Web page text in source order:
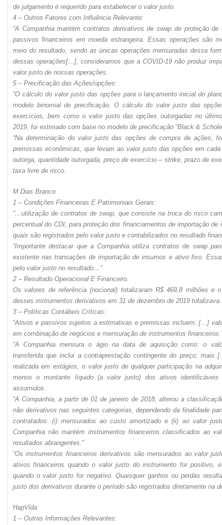
de julgamento é requerido para estabelecer o valor justo.
4 – Outros Fatores com Influência Relevante:
“A Companhia mantém contratos derivativos de swap de proteção
passivos financeiros em moeda estrangeira. Essas operações são
meio do resultado, sendo as únicas operações mensuradas dessa
dessas operações[…], consideramos que a COVID-19 não produz
valor justo de nossas operações.
5 – Precificação das Ações/opções:
“O cálculo do valor justo das opções para o lançamento inicial do
modelo binomial de precificação. O cálculo do valor justo das
exercícios, bem como o valor justo das opções outorgadas no
2019, foi estimado com base no modelo de precificação “Black &
“Na determinação do valor justo das opções de compra de ações,
premissas econômicas, que levam ao valor justo das opções em
outorga, quantidade outorgada, preço de exercício – strike, prazo de
taxa livre de risco.
M Dias Branco
1 – Condições Financeiras E Patrimoniais Gerais:
“…utilização de contratos de swap, que consiste na troca do risco
percentual do CDI, para proteção dos financiamentos de importação
quais são registrados pelo valor justo e contabilizados no resultado
“Importante destacar que a Companhia utiliza contratos de swap
existente nas transações de importação de insumos e ativo fixo.
pelo valor justo no resultado…”
2 – Resultado Operacional E Financeiro:
Os valores de referência (nocional) totalizaram R$ 469,8 milhões e
desses instrumentos derivativos em 31 de dezembro de 2019 totalizava
3 – Políticas Contábeis Críticas:
“Ativos e passivos sujeitos a estimativas e premissas incluem: […]
em combinação de negócios e mensuração de instrumentos
“A Companhia mensura o ágio na data de aquisição como: o
transferida que inclui a contraprestação contingente do preço;
realizada em estágios, o valor justo de qualquer participação na
menos o montante líquido (a valor justo) dos ativos identificáveis
assumidos.
“A Companhia, a partir de 01 de janeiro de 2018, alterou a
não derivativos nas seguintes categorias, dependendo da finalidade
contratados: (i) mensurados ao custo amortizado e (ii) ao valor
Companhia não mantém instrumentos financeiros classificados ao
resultados abrangentes.”
“Os instrumentos financeiros derivativos são mensurados ao valor
ativos financeiros quando o valor justo do instrumento for positivo,
quando o valor justo for negativo. Quaisquer ganhos ou perdas
justo dos derivativos durante o período são registrados diretamente na
HapVida
1 – Outras Informações Relevantes: